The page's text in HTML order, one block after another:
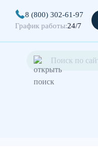
8 (800) 302-61-97
График работы:24/7